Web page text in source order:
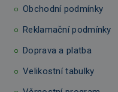
Obchodní podmínky
Reklamační podmínky
Doprava a platba
Velikostní tabulky